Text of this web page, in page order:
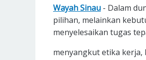
Wayah Sinau - Dalam
pilihan, melainkan
menyelesaikan tugas
menyangkut etika